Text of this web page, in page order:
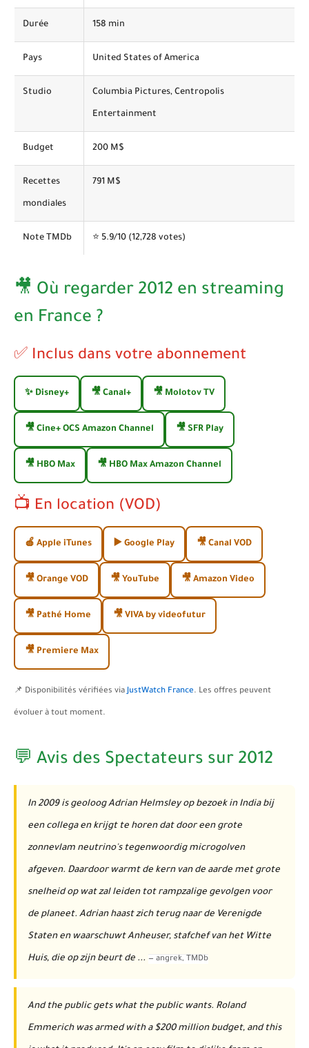
Durée 158 min
Pays United States of America
Studio Columbia Pictures, Centropolis
Entertainment
Budget 200 M$
Recettes
mondiales
791 M$
Note TMDb ⭐ 5.9/10 (12,728 votes)
🎥 Où regarder 2012 en streaming
en France ?
✅ Inclus dans votre abonnement
✨ Disney+ 🎥 Canal+ 🎥 Molotov TV
🎥 Cine+ OCS Amazon Channel 🎥 SFR Play
🎥 HBO Max 🎥 HBO Max Amazon Channel
📺 En location (VOD)
🍎 Apple iTunes ▶️ Google Play 🎥 Canal VOD
🎥 Orange VOD 🎥 YouTube 🎥 Amazon Video
🎥 Pathé Home 🎥 VIVA by videofutur
🎥 Premiere Max
📌 Disponibilités vérifiées viaJustWatch France. Les offres peuvent
évoluer à tout moment.
💬 Avis des Spectateurs sur 2012
In 2009 is geoloog Adrian Helmsley op bezoek in India bij
een collega en krijgt te horen dat door een grote
zonnevlam neutrino's tegenwoordig microgolven
afgeven. Daardoor warmt de kern van de aarde met grote
snelheid op wat zal leiden tot rampzalige gevolgen voor
de planeet. Adrian haast zich terug naar de Verenigde
Staten en waarschuwt Anheuser, stafchef van het Witte
Huis, die op zijn beurt de ... — angrek, TMDb
And the public gets what the public wants. Roland
Emmerich was armed with a $200 million budget, and this